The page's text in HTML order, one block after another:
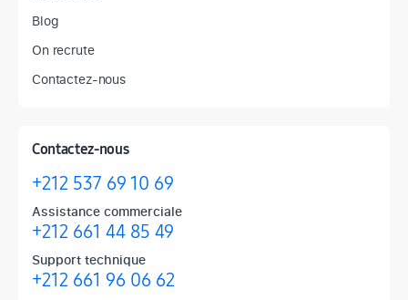
Blog
On recrute
Contactez-nous
Contactez-nous
+212 537 69 10 69
Assistance commerciale
+212 661 44 85 49
Support technique
+212 661 96 06 62